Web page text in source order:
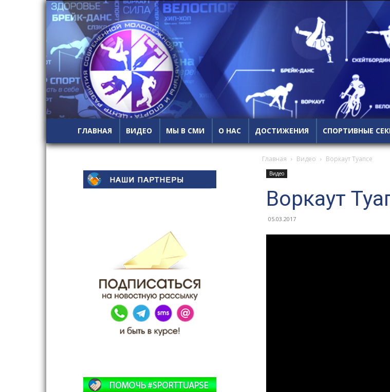
ГЛАВНАЯ ВИДЕО МЫ В СМИ О НАС ДОСТИЖЕНИЯ СПОРТИВНЫЕ
Главная Видео Воркаут Туапсе
Видео
Воркаут
05.03.2017